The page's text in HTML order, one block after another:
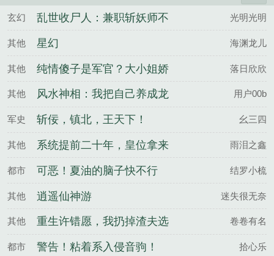
玄幻
乱世收尸人：兼职斩妖师不
过分吧
光明光明
其他 星幻 海渊龙儿
其他
纯情傻子是军官？大小姐娇
宠他
落日欣欣
其他
风水神相：我把自己养成龙
脉
用户00b
军史 斩佞，镇北，王天下！ 幺三四
其他
系统提前二十年，皇位拿来
吧你
雨泪之鑫
都市
可恶！夏油的脑子快不行
了！
结罗小梳
其他 逍遥仙神游 迷失很无奈
其他
重生许错愿，我扔掉渣夫选
奶狗
卷卷有名
都市 警告！粘着系入侵音驹！ 拾心乐